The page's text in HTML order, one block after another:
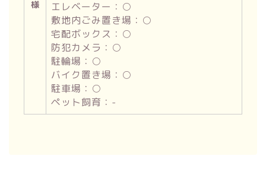
様
エレベーター：○
敷地内ごみ置き場：○
宅配ボックス：○
防犯カメラ：○
駐輪場：○
バイク置き場：○
駐車場：○
ペット飼育：-